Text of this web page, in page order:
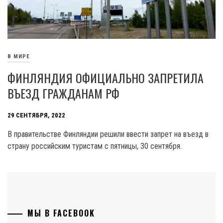
В МИРЕ
ФИНЛЯНДИЯ ОФИЦИАЛЬНО ЗАПРЕТИЛА
ВЪЕЗД ГРАЖДАНАМ РФ
29 СЕНТЯБРЯ, 2022
В правительстве Финляндии решили ввести запрет на въезд в
страну российским туристам с пятницы, 30 сентября.
МЫ В FACEBOOK